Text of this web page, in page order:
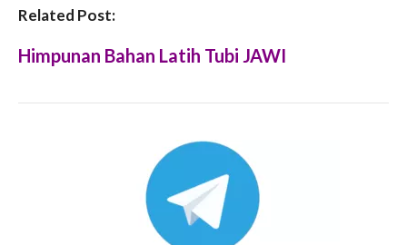
Related Post:
Himpunan Bahan Latih Tubi JAWI